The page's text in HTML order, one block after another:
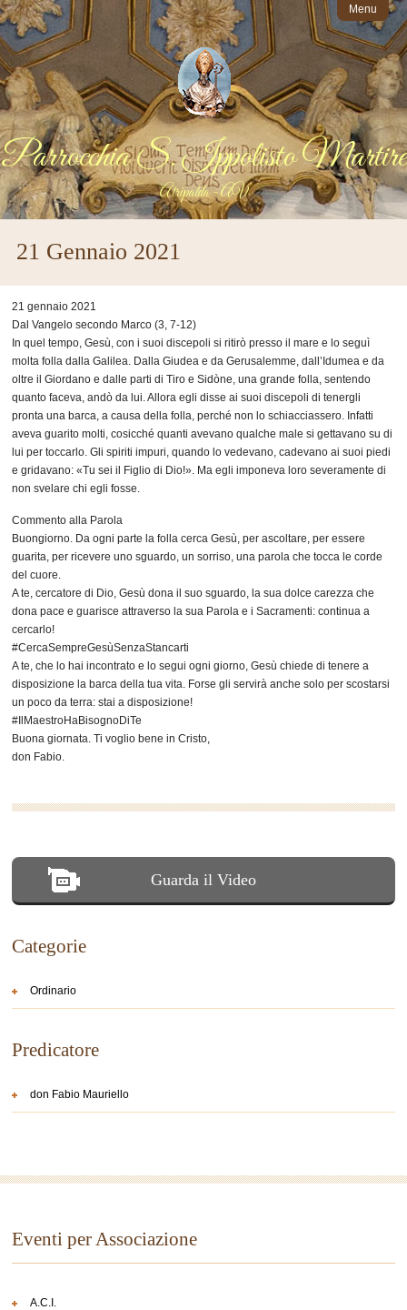
Menu
Parrocchia S. Ippolisto Martire
Atripalda - AV
21 Gennaio 2021
21 gennaio 2021
Dal Vangelo secondo Marco (3, 7-12)
In quel tempo, Gesù, con i suoi discepoli si ritirò presso il mare e lo seguì
molta folla dalla Galilea. Dalla Giudea e da Gerusalemme, dall’Idumea e da
oltre il Giordano e dalle parti di Tiro e Sidòne, una grande folla, sentendo
quanto faceva, andò da lui. Allora egli disse ai suoi discepoli di tenergli
pronta una barca, a causa della folla, perché non lo schiacciassero. Infatti
aveva guarito molti, cosicché quanti avevano qualche male si gettavano su di
lui per toccarlo. Gli spiriti impuri, quando lo vedevano, cadevano ai suoi piedi
e gridavano: «Tu sei il Figlio di Dio!». Ma egli imponeva loro severamente di
non svelare chi egli fosse.
Commento alla Parola
Buongiorno. Da ogni parte la folla cerca Gesù, per ascoltare, per essere
guarita, per ricevere uno sguardo, un sorriso, una parola che tocca le corde
del cuore.
A te, cercatore di Dio, Gesù dona il suo sguardo, la sua dolce carezza che
dona pace e guarisce attraverso la sua Parola e i Sacramenti: continua a
cercarlo!
#CercaSempreGesùSenzaStancarti
A te, che lo hai incontrato e lo segui ogni giorno, Gesù chiede di tenere a
disposizione la barca della tua vita. Forse gli servirà anche solo per scostarsi
un poco da terra: stai a disposizione!
#IlMaestroHaBisognoDiTe
Buona giornata. Ti voglio bene in Cristo,
don Fabio.
Guarda il Video
Categorie
Ordinario
Predicatore
don Fabio Mauriello
Eventi per Associazione
A.C.I.